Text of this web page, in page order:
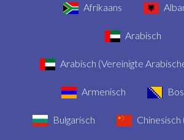
Afrikaans
Arabisch
Arabisch (Vereinigte
Armenisch
Bulgarisch